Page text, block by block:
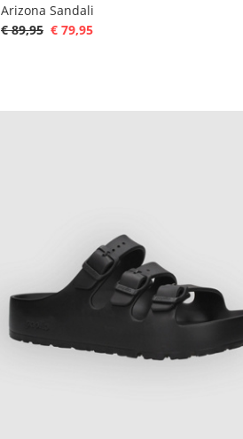
Arizona Sandali
€ 89,95 € 79,95